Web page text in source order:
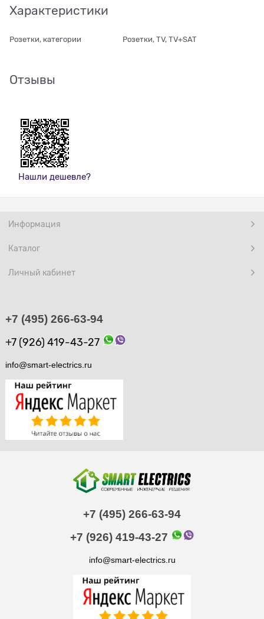
Характеристики
Розетки, категории Розетки, TV, TV+SAT
Отзывы
Нашли дешевле?
Информация
Каталог
Личный кабинет
+7 (495) 266-63-94
+7 (926) 419-43-27
info@smart-electrics.ru
+7 (495) 266-63-94
+7 (926) 419-43-27
info@smart-electrics.ru